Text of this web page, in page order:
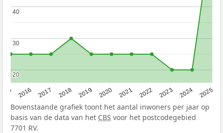
2016 2017 2018 2019 2020 2021 2022 2023 2024 2025
20
20
30
30
40
40
Bovenstaande grafiek toont het aantal inwoners per jaar op
basis van de data van het CBS voor het postcodegebied
7701 RV.